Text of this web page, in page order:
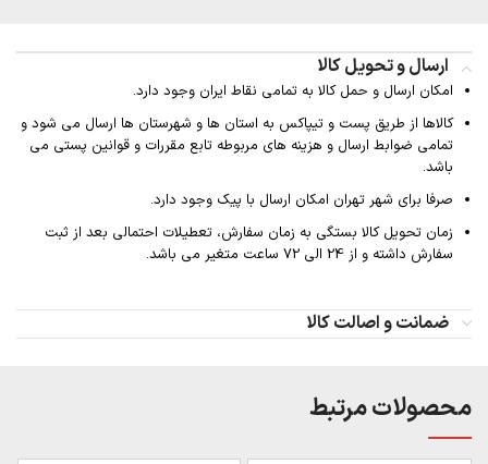
ارسال و تحویل کالا
امکان ارسال و حمل کالا به تمامی نقاط ایران وجود دارد.
کالاها از طریق پست و تیپاکس به استان ها و شهرستان ها ارسال می شود و
تمامی ضوابط ارسال و هزینه های مربوطه تابع مقررات و قوانین پستی می
باشد.
صرفا برای شهر تهران امکان ارسال با پیک وجود دارد.
زمان تحویل کالا بستگی به زمان سفارش، تعطیلات احتمالی بعد از ثبت
سفارش داشته و از 24 الی 72 ساعت متغیر می باشد.
ضمانت و اصالت کالا
محصولات مرتبط